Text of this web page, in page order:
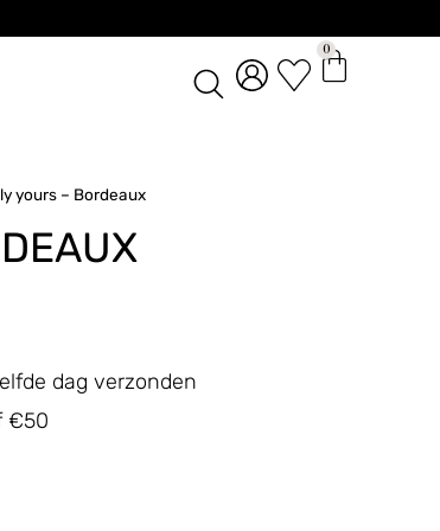
0
yours – Bordeaux
dag verzonden
€50